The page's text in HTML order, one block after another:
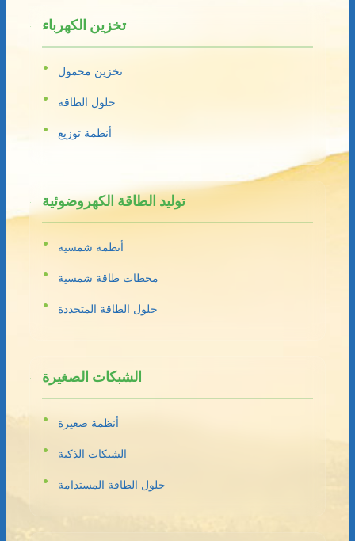
تخزين الكهرباء
تخزين محمول
حلول الطاقة
أنظمة توزيع
توليد الطاقة الكهروضوئية
أنظمة شمسية
محطات طاقة شمسية
حلول الطاقة المتجددة
الشبكات الصغيرة
أنظمة صغيرة
الشبكات الذكية
حلول الطاقة المستدامة